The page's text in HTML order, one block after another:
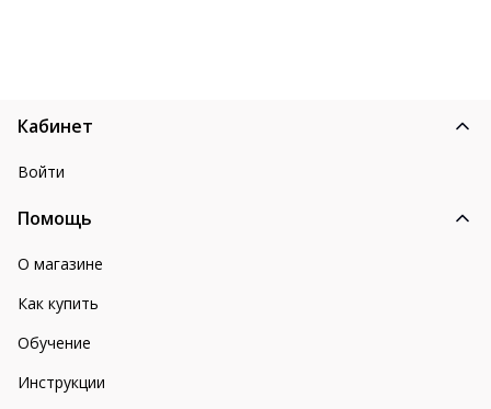
Кабинет
Войти
Помощь
О магазине
Как купить
Обучение
Инструкции